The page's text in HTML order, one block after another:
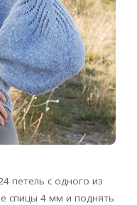
петель с одного из
спицы 4 мм и поднять